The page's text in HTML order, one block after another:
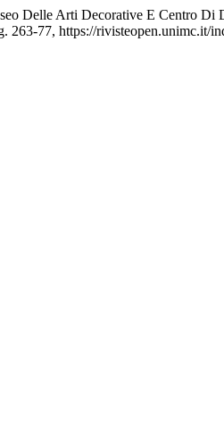
Delle Arti Decorative E Centro
263-77, https://rivisteopen.unimc.it/